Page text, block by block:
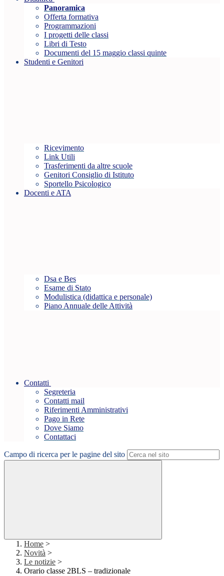
Panoramica
Offerta formativa
Programmazioni
I progetti delle classi
Libri di Testo
Documenti del 15 maggio classi quinte
Studenti e Genitori
Ricevimento
Link Utili
Trasferimenti da altre scuole
Genitori Consiglio di Istituto
Sportello Psicologico
Docenti e ATA
Dsa e Bes
Esame di Stato
Modulistica (didattica e personale)
Piano Annuale delle Attività
Contatti
Segreteria
Contatti mail
Riferimenti Amministrativi
Pago in Rete
Dove Siamo
Contattaci
Campo di ricerca per le pagine del sito
Home >
Novità >
Le notizie >
Orario classe 2BLS – tradizionale